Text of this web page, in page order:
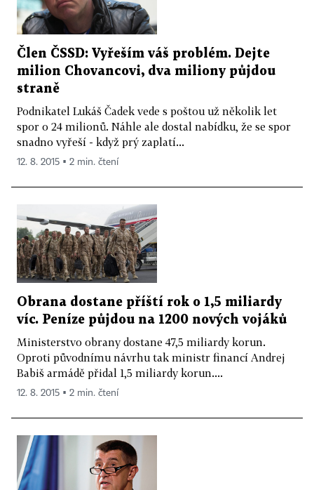
Člen ČSSD: Vyřeším váš problém. Dejte
milion Chovancovi, dva miliony půjdou
straně
Podnikatel Lukáš Čadek vede s poštou už několik let
spor o 24 milionů. Náhle ale dostal nabídku, že se spor
snadno vyřeší - když prý zaplatí...
12. 8. 2015 ▪ 2 min. čtení
Obrana dostane příští rok o 1,5 miliardy
víc. Peníze půjdou na 1200 nových vojáků
Ministerstvo obrany dostane 47,5 miliardy korun.
Oproti původnímu návrhu tak ministr financí Andrej
Babiš armádě přidal 1,5 miliardy korun....
12. 8. 2015 ▪ 2 min. čtení